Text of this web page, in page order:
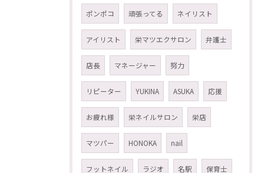
ポンポコ 頑張ってる ネイリスト
アイリスト 栄マツエクサロン 弁護士
店長 マネージャー 努力
リピーター YUKINA ASUKA 応援
お疲れ様 栄ネイルサロン 栄店
マツパー HONOKA nail
フットネイル ラジオ 名駅 保育士